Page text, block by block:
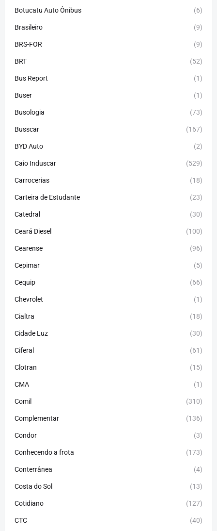
Botucatu Auto Ônibus (6)
Brasileiro (9)
BRS-FOR (9)
BRT (52)
Bus Report (1)
Buser (1)
Busologia (73)
Busscar (167)
BYD Auto (2)
Caio Induscar (529)
Carrocerias (18)
Carteira de Estudante (23)
Catedral (30)
Ceará Diesel (100)
Cearense (96)
Cepimar (5)
Cequip (66)
Chevrolet (1)
Cialtra (18)
Cidade Luz (30)
Ciferal (61)
Clotran (15)
CMA (1)
Comil (310)
Complementar (136)
Condor (3)
Conhecendo a frota (173)
Conterrânea (4)
Costa do Sol (13)
Cotidiano (127)
CTC (40)